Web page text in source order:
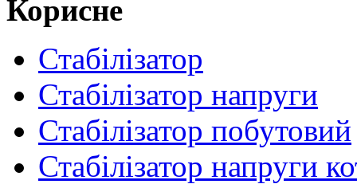
Корисне
Стабілізатор
Стабілізатор напруги
Стабілізатор побутовий
Стабілізатор напруги